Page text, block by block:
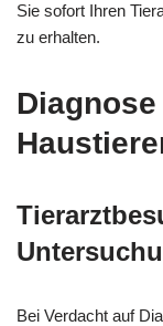
Sie sofort Ihren
zu erhalten.
Bei Verdacht auf